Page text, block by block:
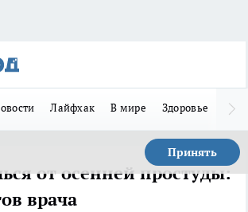
Лайфхак В мире Здоровье
Принять
от осенней простуды:
врача